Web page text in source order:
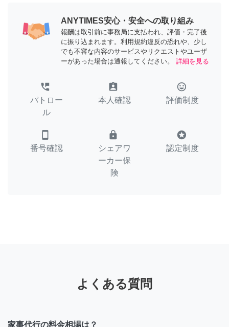
ANYTIMES安心・安全への取り組み
報酬は取引前に事務局に支払われ、評価・完了後
に振り込まれます。利用規約違反の恐れや、少し
でも不審な内容のサービスやリクエストやユーザ
ーがあった場合は通報してください。
詳細を見る
perm_phone_msg
パトロー
ル
assignment_ind
本人確認
tag_faces
評価制度
smartphone
番号確認
lock
シェアワ
ーカー保
険
stars
認定制度
よくある質問
家事代行の料金相場は？